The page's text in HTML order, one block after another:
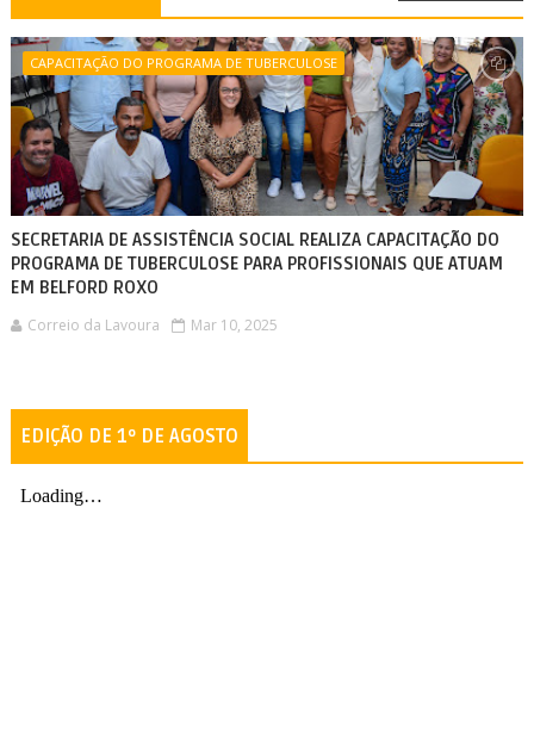
CAPACITAÇÃO DO PROGRAMA DE TUBERCULOSE
SECRETARIA DE ASSISTÊNCIA SOCIAL REALIZA CAPACITAÇÃO DO
PROGRAMA DE TUBERCULOSE PARA PROFISSIONAIS QUE ATUAM
EM BELFORD ROXO
Correio da Lavoura Mar 10, 2025
EDIÇÃO DE 1º DE AGOSTO